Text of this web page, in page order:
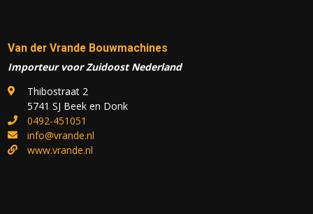
Van der Vrande Bouwmachines
Importeur voor Zuidoost Nederland
Thibostraat 2
5741 SJ Beek en Donk
0492-451051
info@vrande.nl
www.vrande.nl